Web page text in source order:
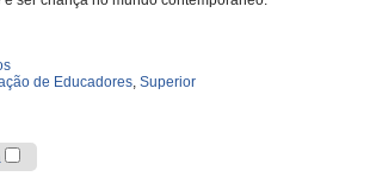
de Educadores, Superior